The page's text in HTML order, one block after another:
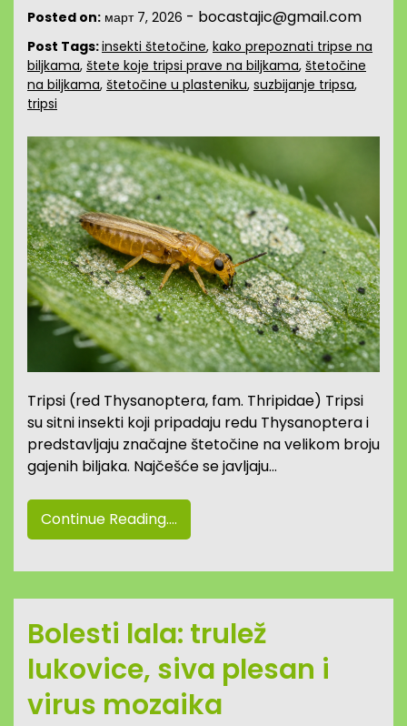
Posted on: март 7, 2026 - bocastajic@gmail.com
Post Tags:insekti štetočine, kako prepoznati tripse na
biljkama, štete koje tripsi prave na biljkama, štetočine
na biljkama, štetočine u plasteniku, suzbijanje tripsa,
tripsi
Tripsi (red Thysanoptera, fam. Thripidae) Tripsi
su sitni insekti koji pripadaju redu Thysanoptera i
predstavljaju značajne štetočine na velikom broju
gajenih biljaka. Najčešće se javljaju…
Continue Reading....
Bolesti lala: trulež
lukovice, siva plesan i
virus mozaika